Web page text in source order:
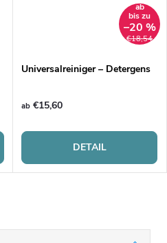
ab
€18,54
bis zu
–20 %
Universalreiniger – Detergens
ab €15,60
DETAIL